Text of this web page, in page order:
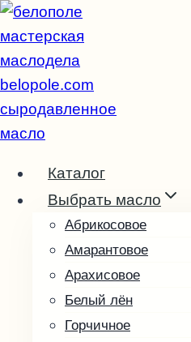
Перейти
к
содержимому
Каталог
Выбрать масло
Абрикосовое
Амарантовое
Арахисовое
Белый лён
Горчичное